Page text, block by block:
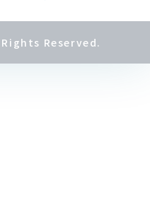
Rights Reserved.